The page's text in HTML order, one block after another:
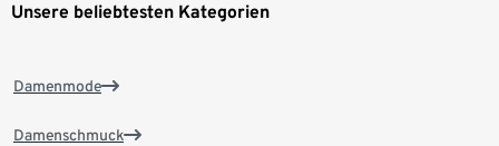
Unsere beliebtesten Kategorien
Damenmode
Damenschmuck